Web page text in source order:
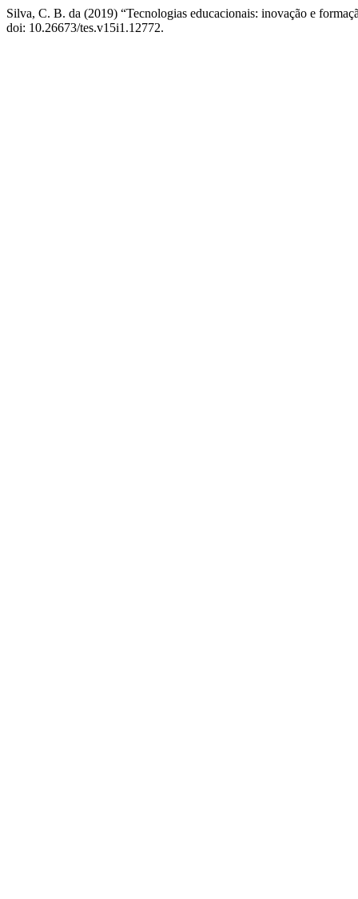
Silva, C. B. da (2019) “Tecnologias educacionais: inovação e
doi: 10.26673/tes.v15i1.12772.